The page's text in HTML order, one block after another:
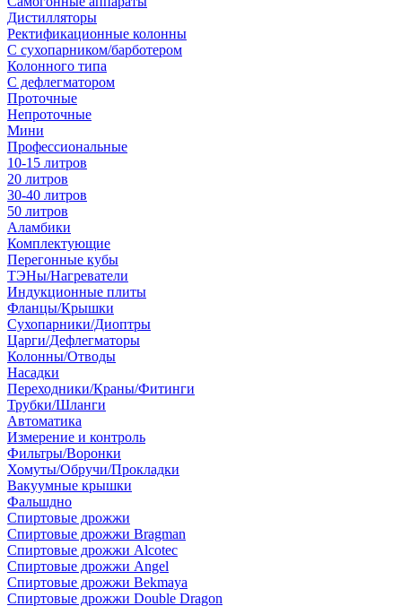
Дистилляторы
Ректификационные колонны
С сухопарником/барботером
Колонного типа
С дефлегматором
Проточные
Непроточные
Мини
Профессиональные
10-15 литров
20 литров
30-40 литров
50 литров
Аламбики
Комплектующие
Перегонные кубы
ТЭНы/Нагреватели
Индукционные плиты
Фланцы/Крышки
Сухопарники/Диоптры
Царги/Дефлегматоры
Колонны/Отводы
Насадки
Переходники/Краны/Фитинги
Трубки/Шланги
Автоматика
Измерение и контроль
Фильтры/Воронки
Хомуты/Обручи/Прокладки
Вакуумные крышки
Фальшдно
Спиртовые дрожжи
Спиртовые дрожжи Bragman
Спиртовые дрожжи Alcotec
Спиртовые дрожжи Angel
Спиртовые дрожжи Bekmaya
Спиртовые дрожжи Double Dragon